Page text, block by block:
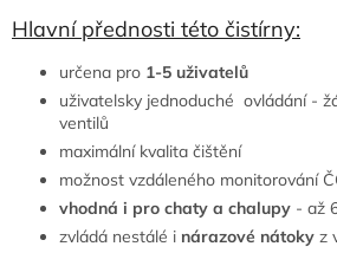
Hlavní přednosti této čistírny:
určena pro 1-5 uživatelů
uživatelsky jednoduché ovládání -
ventilů
maximální kvalita čištění
možnost vzdáleného monitorování
vhodná i pro chaty a chalupy - až
zvládá nestálé i nárazové nátoky z